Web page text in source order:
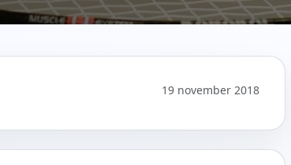
19 november 2018